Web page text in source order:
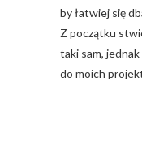
by łatwiej się
Z początku
taki sam, jednak
do moich